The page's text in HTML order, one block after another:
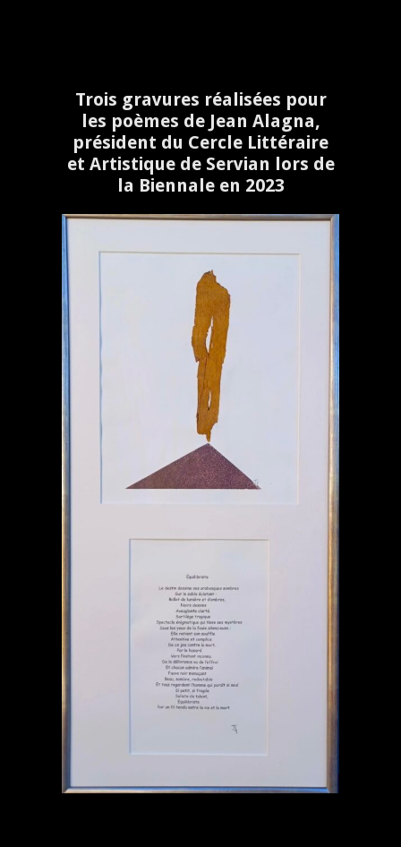
Trois gravures réalisées pour
les poèmes de Jean Alagna,
président du Cercle Littéraire
et Artistique de Servian lors de
la Biennale en 2023